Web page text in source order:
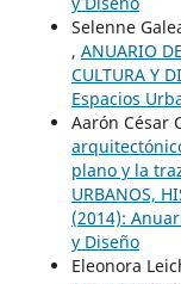
Selenne
, ANUARIO
CULTURA Y
Espacios
Aarón César
plano y la
URBANOS,
(2014):
y Diseño
Eleonora